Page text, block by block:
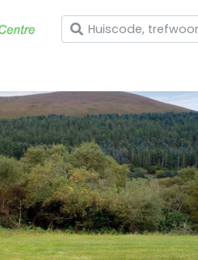
Wat zoekt u?